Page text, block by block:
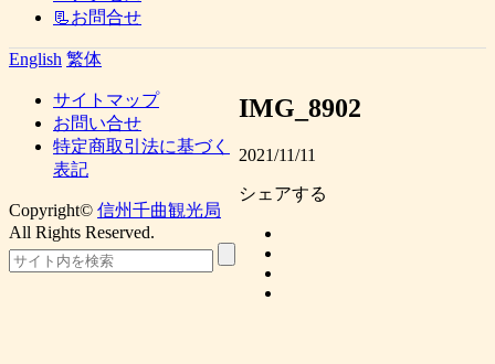
📃お問合せ
English 繁体
IMG_8902
2021/11/11
シェアする
サイトマップ
お問い合せ
特定商取引法に基づく
表記
Copyright© 信州千曲観光局
All Rights Reserved.